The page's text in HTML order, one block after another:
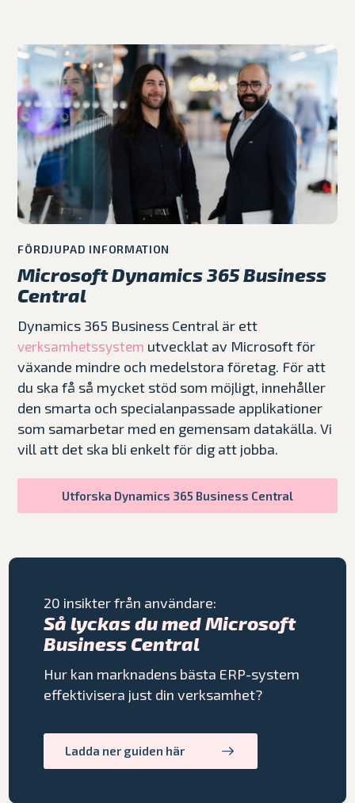
FÖRDJUPAD INFORMATION
Microsoft Dynamics 365 Business
Central
Dynamics 365 Business Central är ett
verksamhetssystem utvecklat av Microsoft för
växande mindre och medelstora företag. För att
du ska få så mycket stöd som möjligt, innehåller
den smarta och specialanpassade applikationer
som samarbetar med en gemensam datakälla. Vi
vill att det ska bli enkelt för dig att jobba.
Utforska Dynamics 365 Business Central
20 insikter från användare:
Så lyckas du med Microsoft
Business Central
Hur kan marknadens bästa ERP-system
effektivisera just din verksamhet?
Ladda ner guiden här